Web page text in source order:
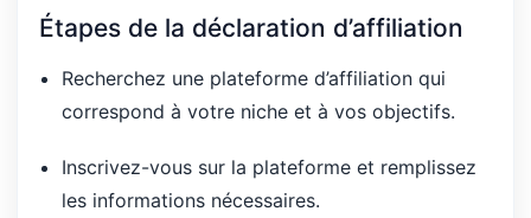
Étapes de la déclaration d’affiliation
Recherchez une plateforme d’affiliation qui
correspond à votre niche et à vos objectifs.
Inscrivez-vous sur la plateforme et remplissez
les informations nécessaires.